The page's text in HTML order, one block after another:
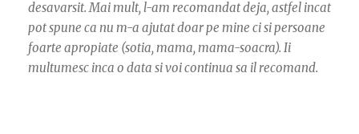
desavarsit. Mai mult, l-am recomandat deja, astfel incat
pot spune ca nu m-a ajutat doar pe mine ci si persoane
foarte apropiate (sotia, mama, mama-soacra). Ii
multumesc inca o data si voi continua sa il recomand.